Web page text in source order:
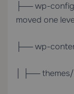
├── wp-
moved one
├── wp-
│ ├── themes/